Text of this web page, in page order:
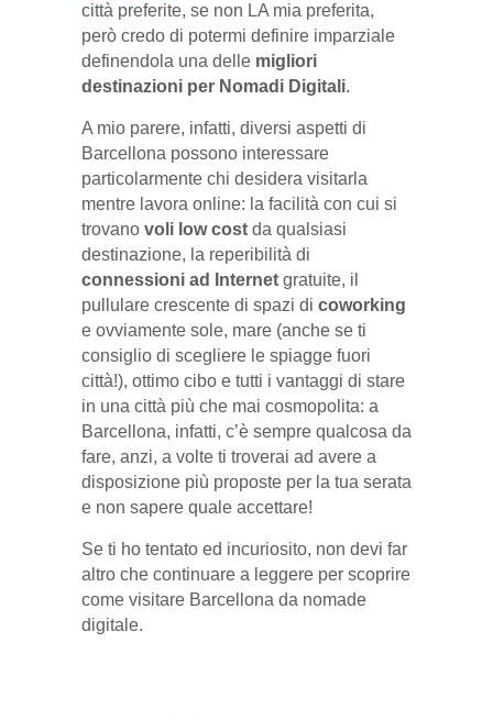
città preferite, se non LA mia preferita,
però credo di potermi definire imparziale
definendola una delle migliori
destinazioni per Nomadi Digitali.
A mio parere, infatti, diversi aspetti di
Barcellona possono interessare
particolarmente chi desidera visitarla
mentre lavora online: la facilità con cui si
trovano voli low cost da qualsiasi
destinazione, la reperibilità di
connessioni ad Internet gratuite, il
pullulare crescente di spazi di coworking
e ovviamente sole, mare (anche se ti
consiglio di scegliere le spiagge fuori
città!), ottimo cibo e tutti i vantaggi di stare
in una città più che mai cosmopolita: a
Barcellona, infatti, c’è sempre qualcosa da
fare, anzi, a volte ti troverai ad avere a
disposizione più proposte per la tua serata
e non sapere quale accettare!
Se ti ho tentato ed incuriosito, non devi far
altro che continuare a leggere per scoprire
come visitare Barcellona da nomade
digitale.